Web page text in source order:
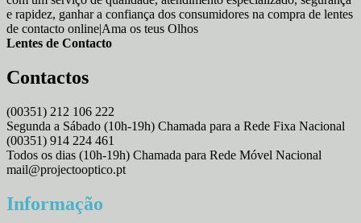
e rapidez, ganhar a confiança dos consumidores na compra de lentes
de contacto online|Ama os teus Olhos
Lentes de Contacto
Contactos
(00351) 212 106 222
Segunda a Sábado (10h-19h) Chamada para a Rede Fixa Nacional
(00351) 914 224 461
Todos os dias (10h-19h) Chamada para Rede Móvel Nacional
mail@projectooptico.pt
Informação